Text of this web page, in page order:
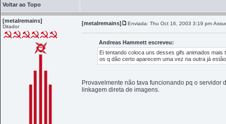
Voltar ao Topo
[metalremains]
Ditador
[metalremains] Enviada: Thu Oct 16, 2003 3:19 pm
Andreas Hammett escreveu:
Ei tentando coloca uns desses gifs animados
os q dão certo aparecem uma vez na outra já
Provavelmente não tava funcionando pq o
linkagem direta de imagens.